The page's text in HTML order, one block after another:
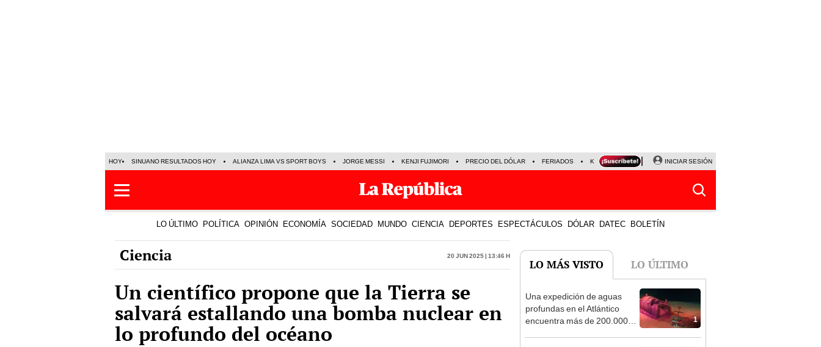
HOY SINUANO RESULTADOS HOY ALIANZA LIMA VS SPORT BOYS JORGE MESSI KENJI FUJIMORI PRECIO DEL DÓLAR FERIADOS KEIKO FUJIMORI NALDY SALDAÑA
INICIAR SESIÓN
LO ÚLTIMO POLÍTICA OPINIÓN ECONOMÍA SOCIEDAD MUNDO CIENCIA DEPORTES ESPECTÁCULOS DÓLAR DATEC BOLETÍN
Ciencia 20 Jun 2025 | 13:46 h
Un científico propone que la Tierra se
salvará estallando una bomba nuclear en
lo profundo del océano
LO MÁS VISTO LO ÚLTIMO
1
Una expedición de aguas
profundas en el Atlántico
encuentra más de 200.000